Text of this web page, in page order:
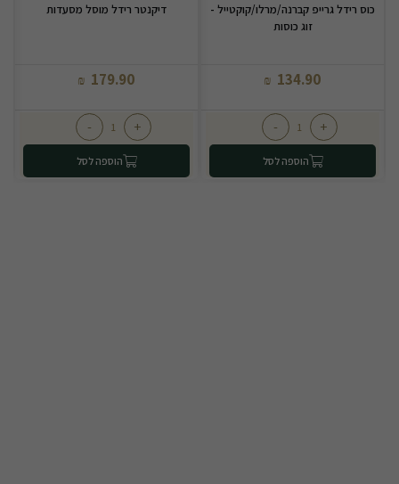
כוס רידל גרייפ קברנה/מרלו/קוקטייל -
זוג כוסות
134.90
₪
+
-
הוספה לסל
דיקנטר רידל מוסל מסעדות
179.90
₪
+
-
הוספה לסל